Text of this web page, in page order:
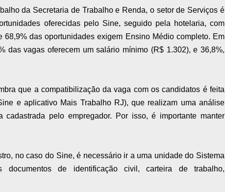
da Secretaria de Trabalho e Renda, o setor de Serviços é
oferecidas pelo Sine, seguido pela hotelaria, com
68,9% das oportunidades exigem Ensino Médio completo. Em
das vagas oferecem um salário mínimo (R$ 1.302), e 36,8%,
que a compatibilização da vaga com os candidatos é feita
e aplicativo Mais Trabalho RJ), que realizam uma análise
pelo empregador. Por isso, é importante manter
no caso do Sine, é necessário ir a uma unidade do Sistema
documentos de identificação civil, carteira de trabalho,